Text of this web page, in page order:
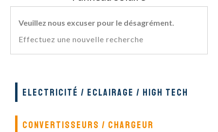
Veuillez nous excuser pour le désagrément.
Effectuez une nouvelle recherche
ELECTRICITÉ / ECLAIRAGE / HIGH TECH
CONVERTISSEURS / CHARGEUR